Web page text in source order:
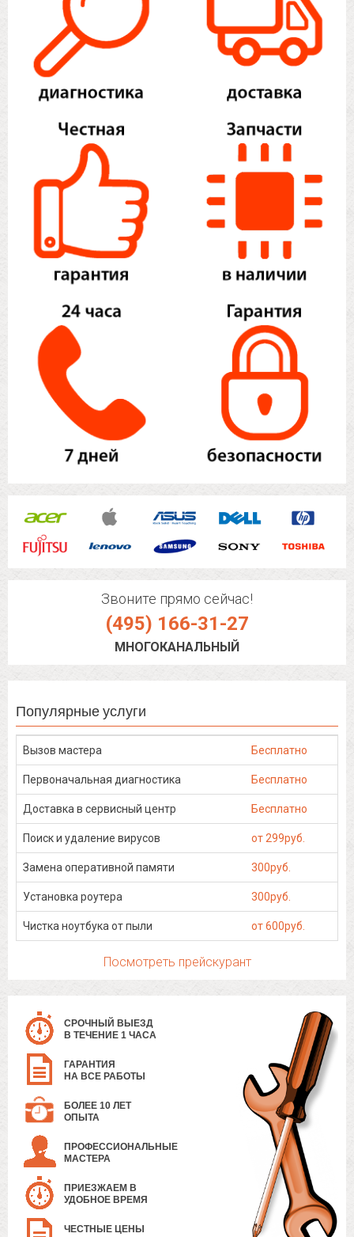
Звоните прямо сейчас!
(495) 166-31-27
МНОГОКАНАЛЬНЫЙ
Популярные услуги
Вызов мастера Бесплатно
Первоначальная диагностика Бесплатно
Доставка в сервисный центр Бесплатно
Поиск и удаление вирусов от 299руб.
Замена оперативной памяти 300руб.
Установка роутера 300руб.
Чистка ноутбука от пыли от 600руб.
Посмотреть прейскурант
СРОЧНЫЙ ВЫЕЗД
В ТЕЧЕНИЕ 1 ЧАСА
ГАРАНТИЯ
НА ВСЕ РАБОТЫ
БОЛЕЕ 10 ЛЕТ
ОПЫТА
ПРОФЕССИОНАЛЬНЫЕ
МАСТЕРА
ПРИЕЗЖАЕМ В
УДОБНОЕ ВРЕМЯ
ЧЕСТНЫЕ ЦЕНЫ